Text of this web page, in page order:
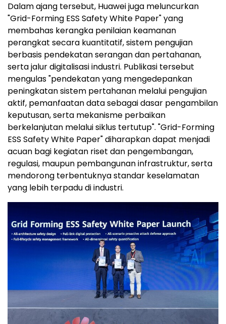
Dalam ajang tersebut, Huawei juga meluncurkan
"Grid-Forming ESS Safety White Paper" yang
membahas kerangka penilaian keamanan
perangkat secara kuantitatif, sistem pengujian
berbasis pendekatan serangan dan pertahanan,
serta jalur digitalisasi industri. Publikasi tersebut
mengulas "pendekatan yang mengedepankan
peningkatan sistem pertahanan melalui pengujian
aktif, pemanfaatan data sebagai dasar pengambilan
keputusan, serta mekanisme perbaikan
berkelanjutan melalui siklus tertutup". "Grid-Forming
ESS Safety White Paper" diharapkan dapat menjadi
acuan bagi kegiatan riset dan pengembangan,
regulasi, maupun pembangunan infrastruktur, serta
mendorong terbentuknya standar keselamatan
yang lebih terpadu di industri.